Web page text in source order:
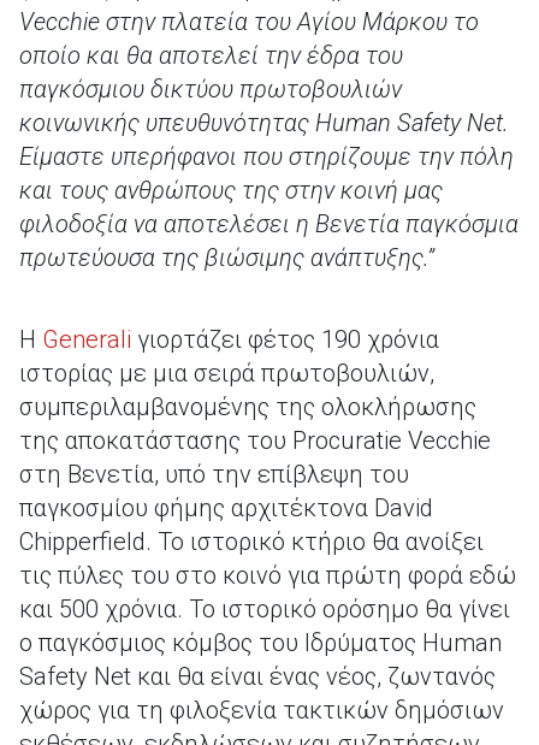
Vecchie στην πλατεία του Αγίου Μάρκου το
οποίο και θα αποτελεί την έδρα του
παγκόσμιου δικτύου πρωτοβουλιών
κοινωνικής υπευθυνότητας Human Safety Net.
Είμαστε υπερήφανοι που στηρίζουμε την πόλη
και τους ανθρώπους της στην κοινή μας
φιλοδοξία να αποτελέσει η Βενετία παγκόσμια
πρωτεύουσα της βιώσιμης ανάπτυξης.”
Η Generali γιορτάζει φέτος 190 χρόνια
ιστορίας με μια σειρά πρωτοβουλιών,
συμπεριλαμβανομένης της ολοκλήρωσης
της αποκατάστασης του Procuratie Vecchie
στη Βενετία, υπό την επίβλεψη του
παγκοσμίου φήμης αρχιτέκτονα David
Chipperfield. Το ιστορικό κτήριο θα ανοίξει
τις πύλες του στο κοινό για πρώτη φορά εδώ
και 500 χρόνια. Το ιστορικό ορόσημο θα γίνει
ο παγκόσμιος κόμβος του Ιδρύματος Human
Safety Net και θα είναι ένας νέος, ζωντανός
χώρος για τη φιλοξενία τακτικών δημόσιων